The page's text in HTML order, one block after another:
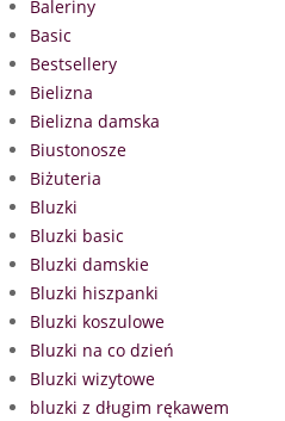
Baleriny
Basic
Bestsellery
Bielizna
Bielizna damska
Biustonosze
Biżuteria
Bluzki
Bluzki basic
Bluzki damskie
Bluzki hiszpanki
Bluzki koszulowe
Bluzki na co dzień
Bluzki wizytowe
bluzki z długim rękawem